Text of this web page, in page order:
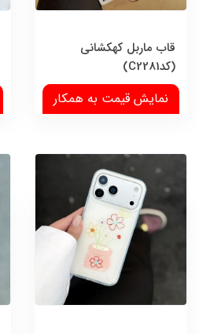
قاب ماربل کهکشانی
(کدC2281)
نمایش قیمت به همکار